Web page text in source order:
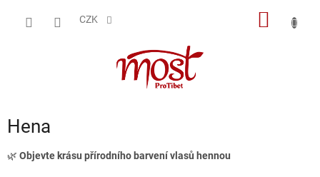
CZK
Hena
🌿 Objevte krásu přírodního barvení vlasů hennou